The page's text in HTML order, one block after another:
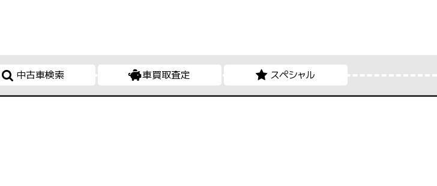
中古車検索 車買取査定 スペシャル